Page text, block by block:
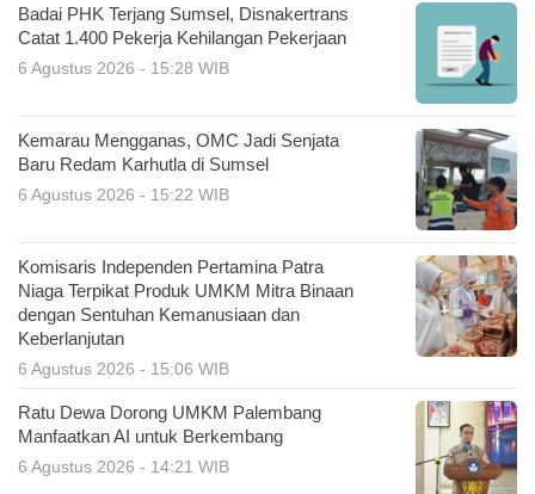
Badai PHK Terjang Sumsel, Disnakertrans
Catat 1.400 Pekerja Kehilangan Pekerjaan
6 Agustus 2026 - 15:28 WIB
Kemarau Mengganas, OMC Jadi Senjata
Baru Redam Karhutla di Sumsel
6 Agustus 2026 - 15:22 WIB
Komisaris Independen Pertamina Patra
Niaga Terpikat Produk UMKM Mitra Binaan
dengan Sentuhan Kemanusiaan dan
Keberlanjutan
6 Agustus 2026 - 15:06 WIB
Ratu Dewa Dorong UMKM Palembang
Manfaatkan AI untuk Berkembang
6 Agustus 2026 - 14:21 WIB